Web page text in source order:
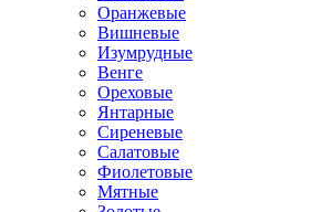
Оранжевые
Вишневые
Изумрудные
Венге
Ореховые
Янтарные
Сиреневые
Салатовые
Фиолетовые
Мятные